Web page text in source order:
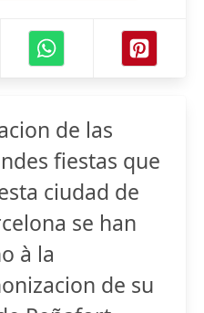
de las
fiestas que
ciudad de
se han
à la
de su